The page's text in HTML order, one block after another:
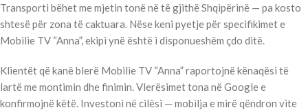
Transporti bëhet me mjetin tonë në të gjithë Shqipërinë — pa kosto
shtesë për zona të caktuara. Nëse keni pyetje për specifikimet e
Mobilie TV “Anna”, ekipi ynë është i disponueshëm çdo ditë.
Klientët që kanë blerë Mobilie TV “Anna” raportojnë kënaqësi të
lartë me montimin dhe finimin. Vlerësimet tona në Google e
konfirmojnë këtë. Investoni në cilësi — mobilja e mirë qëndron vite